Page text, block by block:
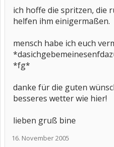
ich hoffe die spritzen, die
helfen ihm einigermaßen.
mensch habe ich euch
*fg*
danke für die guten
besseres wetter wie hier!
lieben gruß bine
16. November 2005